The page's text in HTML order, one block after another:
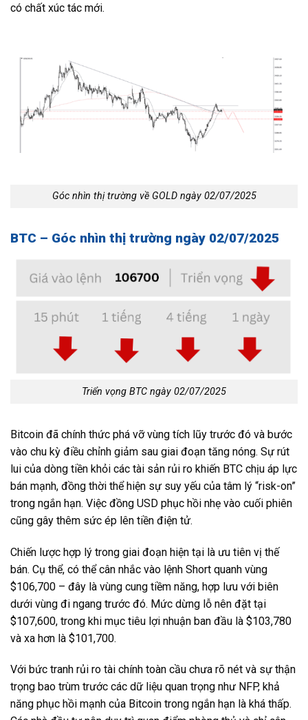
có chất xúc tác mới.
Góc nhìn thị trường về GOLD ngày 02/07/2025
BTC – Góc nhìn thị trường ngày 02/07/2025
Triển vọng BTC ngày 02/07/2025
Bitcoin đã chính thức phá vỡ vùng tích lũy trước đó và bước
vào chu kỳ điều chỉnh giảm sau giai đoạn tăng nóng. Sự rút
lui của dòng tiền khỏi các tài sản rủi ro khiến BTC chịu áp lực
bán mạnh, đồng thời thể hiện sự suy yếu của tâm lý “risk-on”
trong ngắn hạn. Việc đồng USD phục hồi nhẹ vào cuối phiên
cũng gây thêm sức ép lên tiền điện tử.
Chiến lược hợp lý trong giai đoạn hiện tại là ưu tiên vị thế
bán. Cụ thể, có thể cân nhắc vào lệnh Short quanh vùng
$106,700 – đây là vùng cung tiềm năng, hợp lưu với biên
dưới vùng đi ngang trước đó. Mức dừng lỗ nên đặt tại
$107,600, trong khi mục tiêu lợi nhuận ban đầu là $103,780
và xa hơn là $101,700.
Với bức tranh rủi ro tài chính toàn cầu chưa rõ nét và sự thận
trọng bao trùm trước các dữ liệu quan trọng như NFP, khả
năng phục hồi mạnh của Bitcoin trong ngắn hạn là khá thấp.